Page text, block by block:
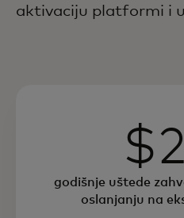
aktivaciju platformi i
godišnje uštede
oslanjanju na